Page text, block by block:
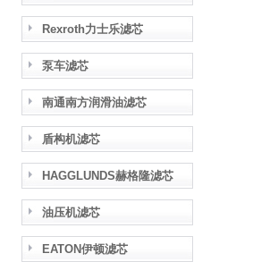
Rexroth力士乐滤芯
泵车滤芯
南通南方润滑油滤芯
盾构机滤芯
HAGGLUNDS赫格隆滤芯
油压机滤芯
EATON伊顿滤芯